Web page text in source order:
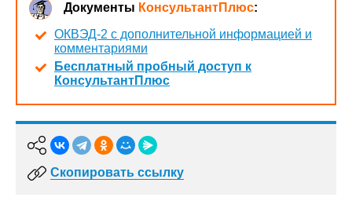
Документы КонсультантПлюс:
ОКВЭД-2 с дополнительной информацией и
комментариями
Бесплатный пробный доступ к
КонсультантПлюс
Скопировать ссылку